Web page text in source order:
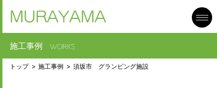
施工事例
トップ 施工事例 須坂市 グランピング施設